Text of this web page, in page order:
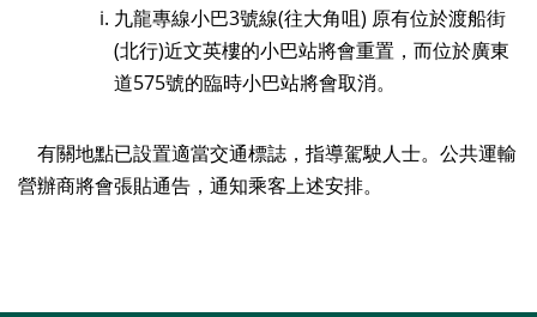
九龍專線小巴3號線(往大角咀) 原有位於渡船街
(北行)近文英樓的小巴站將會重置，而位於廣東
道575號的臨時小巴站將會取消。
有關地點已設置適當交通標誌，指導駕駛人士。公共運輸
營辦商將會張貼通告，通知乘客上述安排。